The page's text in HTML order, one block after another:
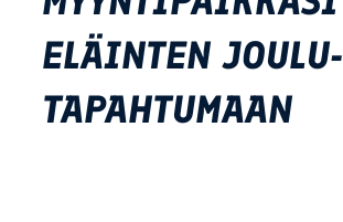
ELÄINTEN JOULU-
TAPAHTUMAAN